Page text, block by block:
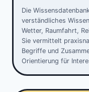
Die
verständliches
Wetter, Raumfahrt,
Sie vermittelt
Begriffe und
Orientierung für